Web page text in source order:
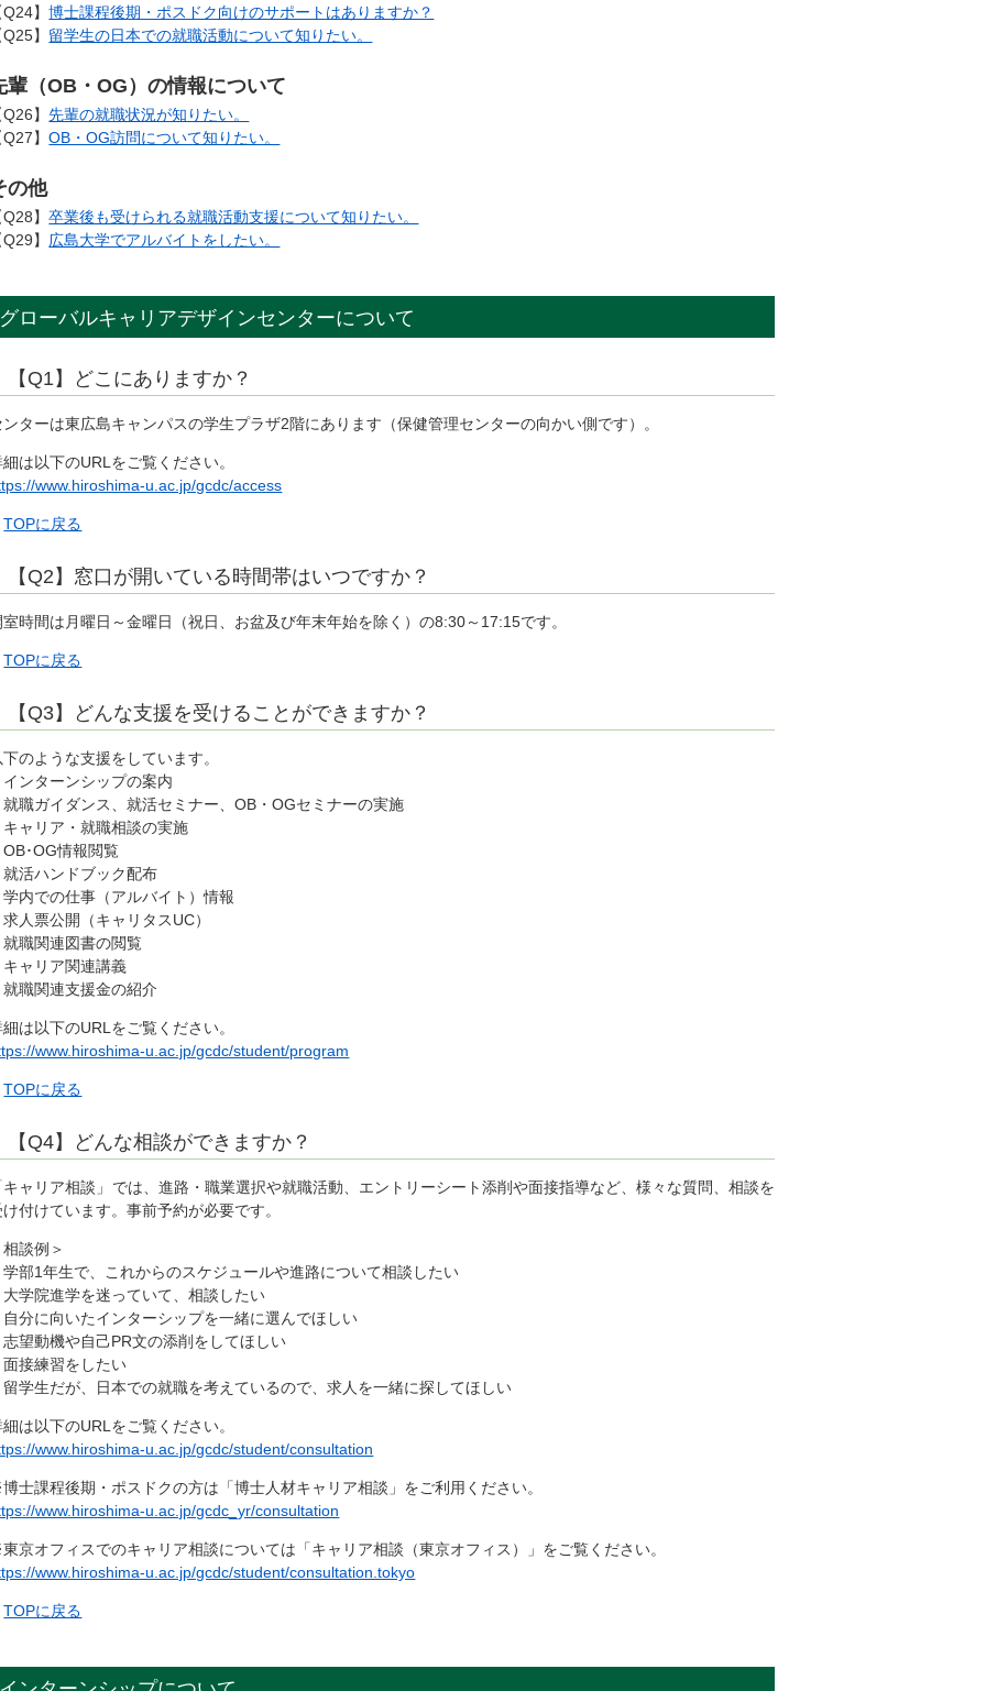
Q24】博士課程後期・ポスドク向けのサポートはありますか？
】 留学生の日本での就職活動について知りたい。
輩（OB・OG）の情報について
Q26】先輩の就職状況が知りたい。
Q27】OB・OG訪問について知りたい。
の他
Q28】卒業後も受けられる就職活動支援について知りたい。
】 広島大学でアルバイトをしたい。
グローバルキャリアデザインセンターについて
【Q1】どこにありますか？
ンターは東広島キャンパスの学生プラザ2階にあります（保健管理センターの向かい側です）。
細は以下のURLをご覧ください。
www.hiroshima-u.ac.jp/gcdc/access
TOPに戻る
【Q2】窓口が開いている時間帯はいつですか？
室時間は月曜日～金曜日（祝日、お盆及び年末年始を除く）の8:30～17:15です。
TOPに戻る
【Q3】どんな支援を受けることができますか？
下のような支援をしています。
インターンシップの案内
就職ガイダンス、就活セミナー、OB・OGセミナーの実施
キャリア・就職相談の実施
OB･OG情報閲覧
就活ハンドブック配布
学内での仕事（アルバイト）情報
求人票公開（キャリタスUC）
就職関連図書の閲覧
キャリア関連講義
就職関連支援金の紹介
細は以下のURLをご覧ください。
www.hiroshima-u.ac.jp/gcdc/student/program
TOPに戻る
【Q4】どんな相談ができますか？
キャリア相談」では、進路・職業選択や就職活動、エントリーシート添削や面接指導など、様々な質問、相談を
け付けています。事前予約が必要です。
相談例＞
学部1年生で、これからのスケジュールや進路について相談したい
大学院進学を迷っていて、相談したい
自分に向いたインターシップを一緒に選んでほしい
志望動機や自己PR文の添削をしてほしい
面接練習をしたい
留学生だが、日本での就職を考えているので、求人を一緒に探してほしい
細は以下のURLをご覧ください。
www.hiroshima-u.ac.jp/gcdc/student/consultation
士課程後期・ポスドクの方は「博士人材キャリア相談」をご利用ください。
www.hiroshima-u.ac.jp/gcdc_yr/consultation
京オフィスでのキャリア相談については「キャリア相談（東京オフィス）」をご覧ください。
www.hiroshima-u.ac.jp/gcdc/student/consultation.tokyo
TOPに戻る